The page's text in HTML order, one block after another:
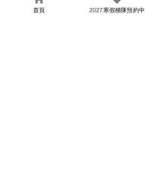
最新文章 查看全部
首頁 2027寒假梯隊預約中